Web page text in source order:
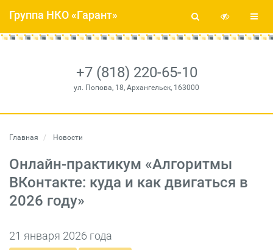
+7 (818) 220-65-10
ул. Попова, 18, Архангельск, 163000
Группа НКО «Гарант»
Главная Новости
Онлайн-практикум «Алгоритмы
ВКонтакте: куда и как двигаться в
2026 году»
21 января 2026 года